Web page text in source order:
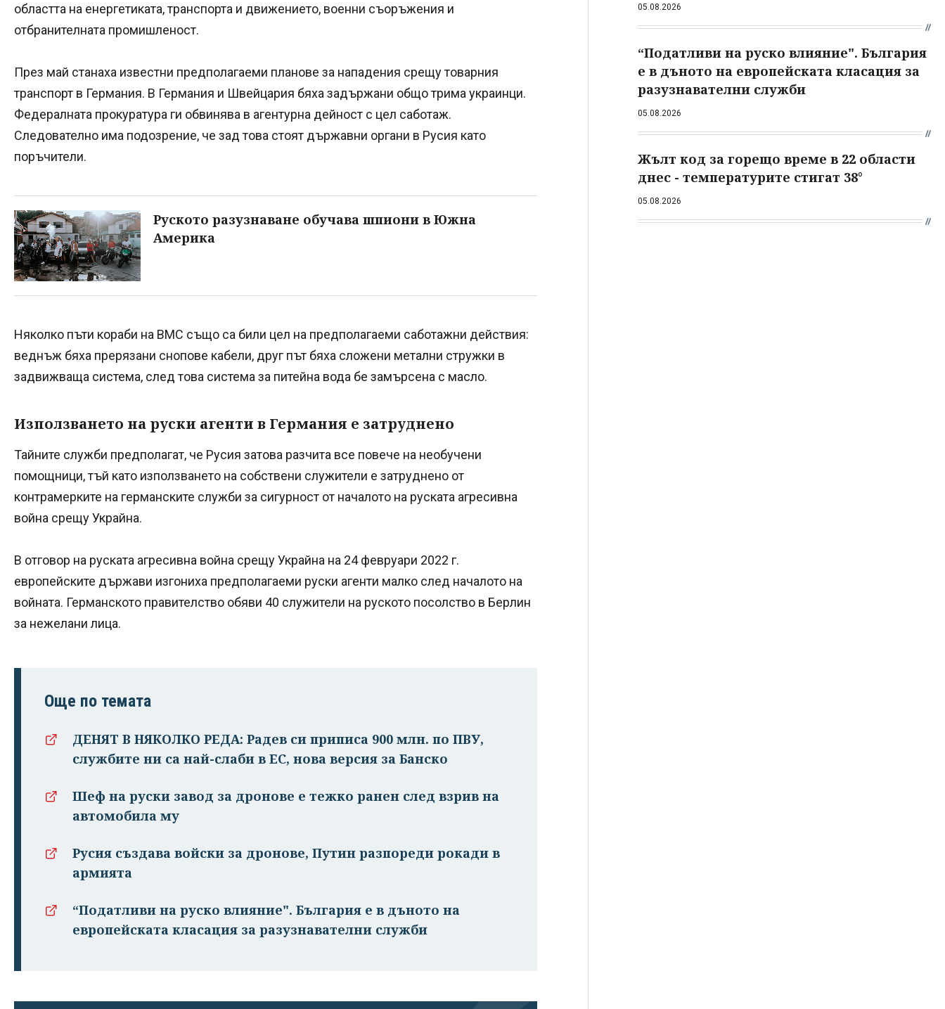
областта на енергетиката, транспорта и движението, военни съоръжения и
отбранителната промишленост.
През май станаха известни предполагаеми планове за нападения срещу товарния
транспорт в Германия. В Германия и Швейцария бяха задържани общо трима украинци.
Федералната прокуратура ги обвинява в агентурна дейност с цел саботаж.
Следователно има подозрение, че зад това стоят държавни органи в Русия като
поръчители.
Руското разузнаване обучава шпиони в Южна
Америка
Няколко пъти кораби на ВМС също са били цел на предполагаеми саботажни действия:
веднъж бяха прерязани снопове кабели, друг път бяха сложени метални стружки в
задвижваща система, след това система за питейна вода бе замърсена с масло.
Използването на руски агенти в Германия е затруднено
Тайните служби предполагат, че Русия затова разчита все повече на необучени
помощници, тъй като използването на собствени служители е затруднено от
контрамерките на германските служби за сигурност от началото на руската агресивна
война срещу Украйна.
В отговор на руската агресивна война срещу Украйна на 24 февруари 2022 г.
европейските държави изгониха предполагаеми руски агенти малко след началото на
войната. Германското правителство обяви 40 служители на руското посолство в Берлин
за нежелани лица.
Още по темата
ДЕНЯТ В НЯКОЛКО РЕДА: Радев си приписа 900 млн. по ПВУ,
службите ни са най-слаби в ЕС, нова версия за Банско
Шеф на руски завод за дронове е тежко ранен след взрив на
автомобила му
Русия създава войски за дронове, Путин разпореди рокади в
армията
“Податливи на руско влияние". България е в дъното на
европейската класация за разузнавателни служби
05.08.2026
“Податливи на руско влияние". България
е в дъното на европейската класация за
разузнавателни служби
05.08.2026
Жълт код за горещо време в 22 области
днес - температурите стигат 38°
05.08.2026